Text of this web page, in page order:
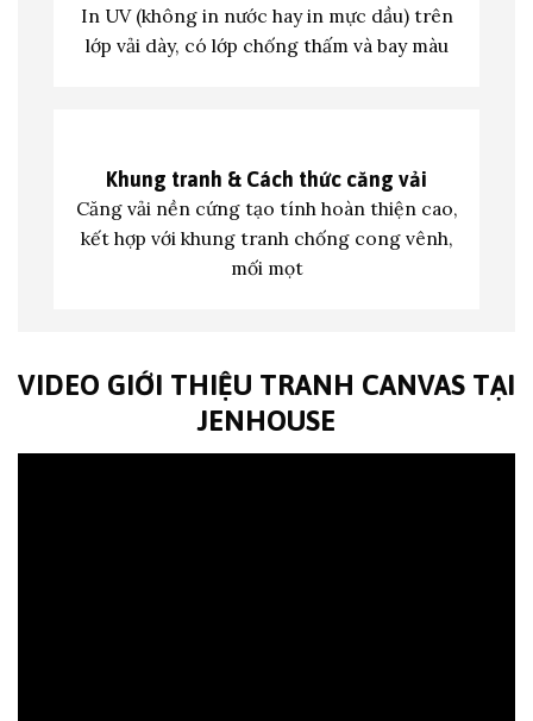
In UV (không in nước hay in mực dầu) trên
lớp vải dày, có lớp chống thấm và bay màu
Khung tranh & Cách thức căng vải
Căng vải nền cứng tạo tính hoàn thiện cao,
kết hợp với khung tranh chống cong vênh,
mối mọt
VIDEO GIỚI THIỆU TRANH CANVAS TẠI
JENHOUSE